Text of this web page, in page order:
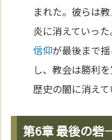
まれた。彼らは
炎に消えていっ
信仰が最後まで
し、教会は勝利
歴史の闇に消えて
第6章 最後の砦